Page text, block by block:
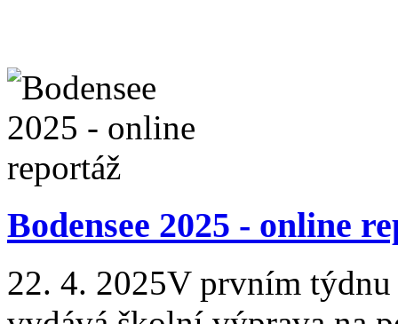
Bodensee 2025 - online
22. 4. 2025V prvním týdnu